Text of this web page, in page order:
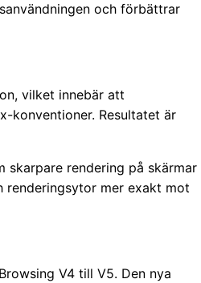
och förbättrar
vilket innebär att
konventioner. Resultatet är
skarpare rendering på skärmar
renderingsytor mer exakt mot
V4 till V5. Den nya